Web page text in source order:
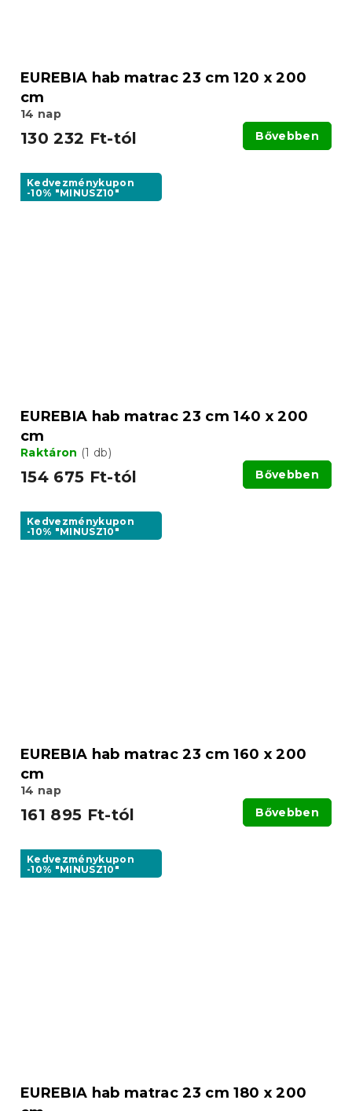
EUREBIA hab matrac 23 cm 120 x 200
cm
14 nap
130 232 Ft-tól Bővebben
Kedvezménykupon
-10% "MINUSZ10"
EUREBIA hab matrac 23 cm 140 x 200
cm
Raktáron (1 db)
154 675 Ft-tól Bővebben
Kedvezménykupon
-10% "MINUSZ10"
EUREBIA hab matrac 23 cm 160 x 200
cm
14 nap
161 895 Ft-tól Bővebben
Kedvezménykupon
-10% "MINUSZ10"
EUREBIA hab matrac 23 cm 180 x 200